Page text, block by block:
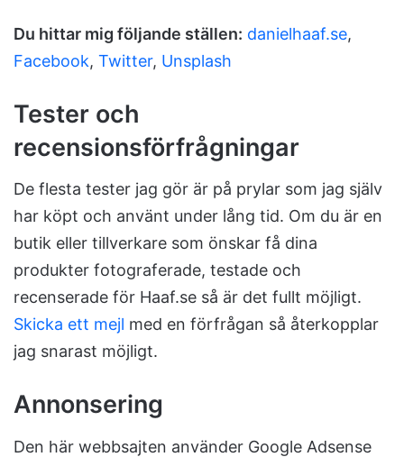
Du hittar mig följande ställen: danielhaaf.se,
Facebook, Twitter, Unsplash
Tester och
recensionsförfrågningar
De flesta tester jag gör är på prylar som jag själv
har köpt och använt under lång tid. Om du är en
butik eller tillverkare som önskar få dina
produkter fotograferade, testade och
recenserade för Haaf.se så är det fullt möjligt.
Skicka ett mejl med en förfrågan så återkopplar
jag snarast möjligt.
Annonsering
Den här webbsajten använder Google Adsense